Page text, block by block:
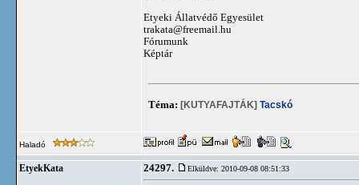
Etyeki Állatvédő Egyesület
trakata@freemail.hu
Fórumunk
Képtár
Téma: [KUTYAFAJTÁK] Tacskó
Haladó
EtyekKata 24297. Elküldve: 2010-09-08 08:51:33